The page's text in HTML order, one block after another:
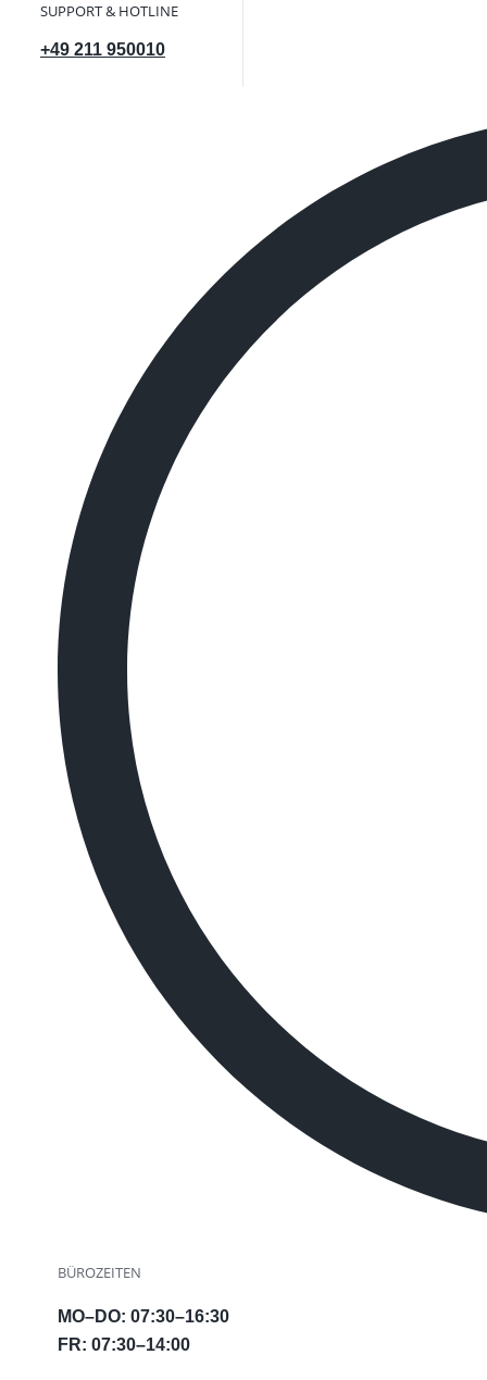
SUPPORT & HOTLINE
+49 211 950010
BÜROZEITEN
MO–DO: 07:30–16:30
FR: 07:30–14:00